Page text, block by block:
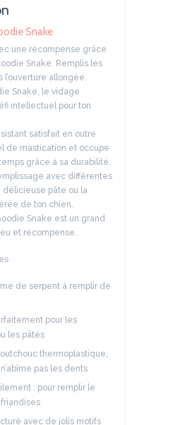
Snake
une récompense grâce
Snake. Remplis les
allongée.
Snake, le vidage
intellectuel pour ton
satisfait en outre
de mastication et occupe
grâce à sa durabilité.
avec différentes
délicieuse pâte ou la
de ton chien.
Snake est un grand
et récompense.
de serpent à remplir de
pour les
les pâtés
thermoplastique,
pas les dents
: pour remplir le
avec de jolis motifs